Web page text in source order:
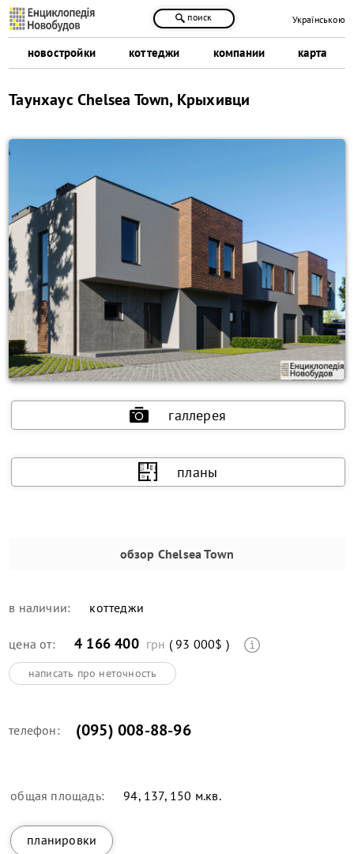
новостройки коттеджи компании карта
поиск Українською
Таунхаус Chelsea Town, Крыхивци
галлерея
планы
обзор Chelsea Town
в наличии: коттеджи
цена от: 4 166 400 грн ( 93 000$ )
написать про неточность
телефон: (095) 008-88-96
общая площадь: 94, 137, 150 м.кв.
планировки